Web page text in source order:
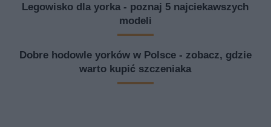
Legowisko dla yorka - poznaj 5 najciekawszych
modeli
Dobre hodowle yorków w Polsce - zobacz, gdzie
warto kupić szczeniaka